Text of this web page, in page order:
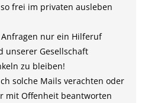
frei im privaten ausleben
nur ein Hilferuf
unserer Gesellschaft
zu bleiben!
solche Mails verachten oder
mit Offenheit beantworten